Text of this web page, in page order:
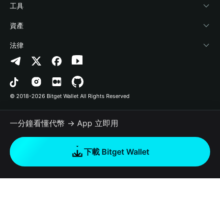
加密資訊
幫助中心
‌聯繫我們
品牌資源
工作機會
Payfi Crypto
Crypto Swap API
Altcoin Season Index
Prediction Markets
DApp
RWA
如何購買加密貨幣
連接錢包
Bitget Wallet Pay
合作上架
風險保障基金
安全防護技術
工具
快捷買幣
授權檢測
合約檢測
批次轉帳
資產
Arbitrum
Avalanche
Bitcoin
Polygon
法律
隱私協議
用戶使用協議
© 2018-2026 Bitget Wallet All Rights Reserved
一分鐘看懂代幣 → App 立即用
下載 Bitget Wallet